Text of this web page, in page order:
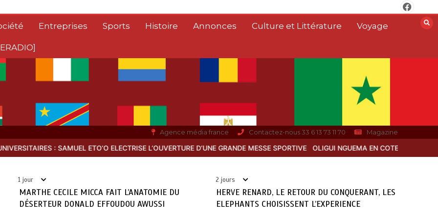
Entreprises Sports Histoire Annonces Culture et Littérature Voyage
Agence média france Contactez-nous 33 6 13 73 11 70 Magazine
D’UNE GRANDE MESSE SPORTIVE OLIGUI NGUEMA EN COTE D’IVOIRE ENTRE DIPLOMATIE COOPERATION ET
1 jour
MARTHE CECILE MICCA FAIT L’ANATOMIE DU
DÉSERTEUR DONALD EFFOUDOU AWUSSI
2 jours
HERVE RENARD, LE RETOUR DU CONQUERANT, LES
ELEPHANTS CHOISISSENT L’EXPERIENCE
L’ANATOMIE DU DÉSERTEUR
DONALD EFFOUDOU AWUSSI